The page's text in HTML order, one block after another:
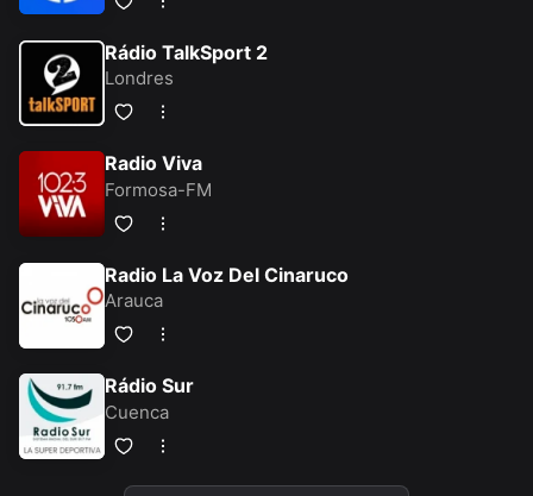
Rádio TalkSport 2
Londres
Radio Viva
Formosa-FM
Radio La Voz Del Cinaruco
Arauca
Rádio Sur
Cuenca